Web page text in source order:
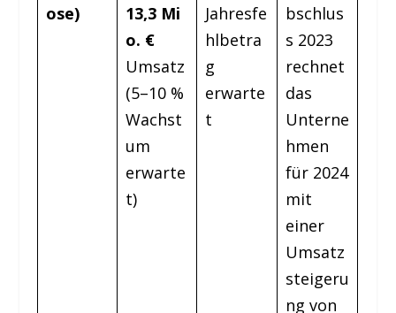
ose)
13,3 Mi
o. €
Umsatz
(5–10 %
Wachst
um
erwarte
t)
Jahresfe
hlbetra
g
erwarte
t
bschlus
s 2023
rechnet
das
Unterne
hmen
für 2024
mit
einer
Umsatz
steigeru
ng von